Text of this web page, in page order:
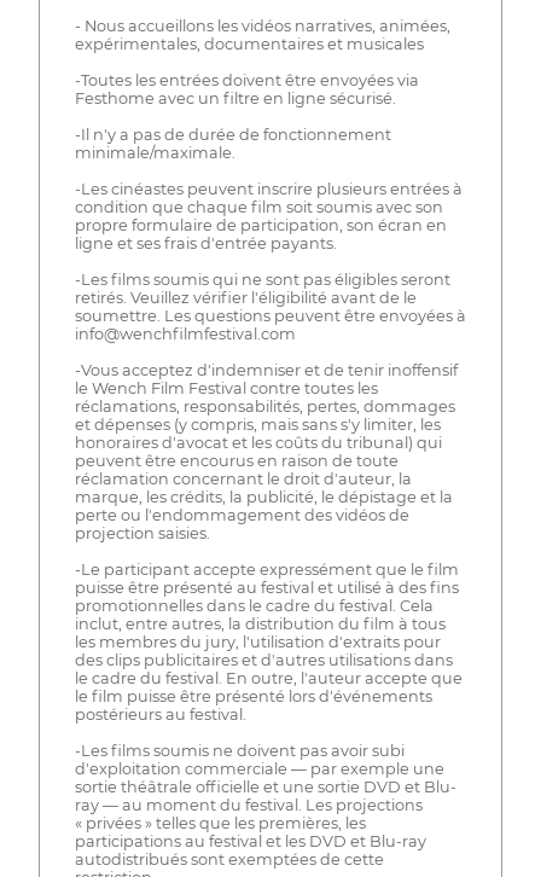
- Nous accueillons les vidéos narratives, animées,
expérimentales, documentaires et musicales
-Toutes les entrées doivent être envoyées via
Festhome avec un filtre en ligne sécurisé.
-Il n'y a pas de durée de fonctionnement
minimale/maximale.
-Les cinéastes peuvent inscrire plusieurs entrées à
condition que chaque film soit soumis avec son
propre formulaire de participation, son écran en
ligne et ses frais d'entrée payants.
-Les films soumis qui ne sont pas éligibles seront
retirés. Veuillez vérifier l'éligibilité avant de le
soumettre. Les questions peuvent être envoyées à
info@wenchfilmfestival.com
-Vous acceptez d'indemniser et de tenir inoffensif
le Wench Film Festival contre toutes les
réclamations, responsabilités, pertes, dommages
et dépenses (y compris, mais sans s'y limiter, les
honoraires d'avocat et les coûts du tribunal) qui
peuvent être encourus en raison de toute
réclamation concernant le droit d'auteur, la
marque, les crédits, la publicité, le dépistage et la
perte ou l'endommagement des vidéos de
projection saisies.
-Le participant accepte expressément que le film
puisse être présenté au festival et utilisé à des fins
promotionnelles dans le cadre du festival. Cela
inclut, entre autres, la distribution du film à tous
les membres du jury, l'utilisation d'extraits pour
des clips publicitaires et d'autres utilisations dans
le cadre du festival. En outre, l'auteur accepte que
le film puisse être présenté lors d'événements
postérieurs au festival.
-Les films soumis ne doivent pas avoir subi
d'exploitation commerciale — par exemple une
sortie théâtrale officielle et une sortie DVD et Blu-
ray — au moment du festival. Les projections
« privées » telles que les premières, les
participations au festival et les DVD et Blu-ray
autodistribués sont exemptées de cette